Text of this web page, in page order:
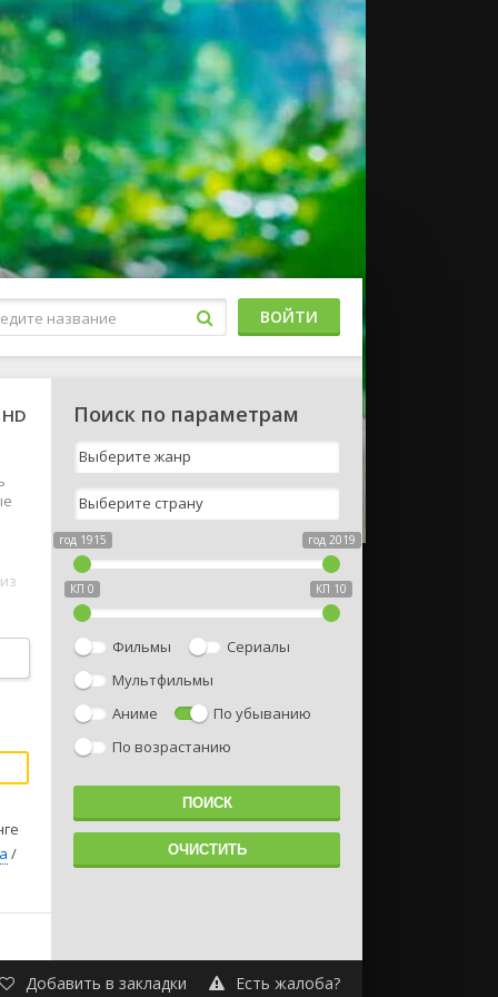
ВОЙТИ
/
Поиск по параметрам
год 1915 год 2019
КП 0 КП 10
Фильмы
Сериалы
Мультфильмы
Аниме
По убыванию
По возрастанию
Добавить в закладки Есть жалоба?